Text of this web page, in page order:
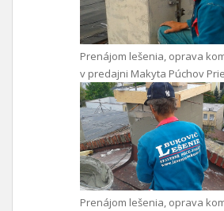
Prenájom lešenia, oprava
v predajni Makyta Púchov
Prenájom lešenia, oprava